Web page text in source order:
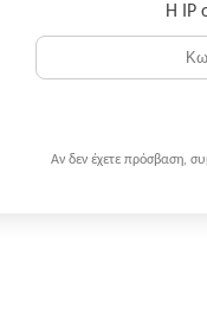
Η IP
Αν δεν έχετε πρόσβαση,